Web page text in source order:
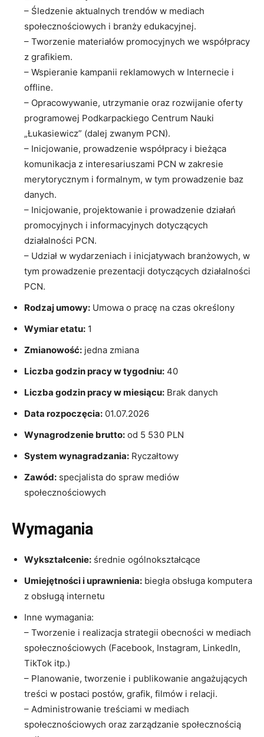
– Śledzenie aktualnych trendów w mediach
społecznościowych i branży edukacyjnej.
– Tworzenie materiałów promocyjnych we współpracy
z grafikiem.
– Wspieranie kampanii reklamowych w Internecie i
offline.
– Opracowywanie, utrzymanie oraz rozwijanie oferty
programowej Podkarpackiego Centrum Nauki
„Łukasiewicz” (dalej zwanym PCN).
– Inicjowanie, prowadzenie współpracy i bieżąca
komunikacja z interesariuszami PCN w zakresie
merytorycznym i formalnym, w tym prowadzenie baz
danych.
– Inicjowanie, projektowanie i prowadzenie działań
promocyjnych i informacyjnych dotyczących
działalności PCN.
– Udział w wydarzeniach i inicjatywach branżowych, w
tym prowadzenie prezentacji dotyczących działalności
PCN.
Rodzaj umowy: Umowa o pracę na czas określony
Wymiar etatu: 1
Zmianowość: jedna zmiana
Liczba godzin pracy w tygodniu: 40
Liczba godzin pracy w miesiącu: Brak danych
Data rozpoczęcia: 01.07.2026
Wynagrodzenie brutto: od 5 530 PLN
System wynagradzania: Ryczałtowy
Zawód: specjalista do spraw mediów
społecznościowych
Wymagania
Wykształcenie: średnie ogólnokształcące
Umiejętności i uprawnienia: biegła obsługa komputera
z obsługą internetu
Inne wymagania:
– Tworzenie i realizacja strategii obecności w mediach
społecznościowych (Facebook, Instagram, LinkedIn,
TikTok itp.)
– Planowanie, tworzenie i publikowanie angażujących
treści w postaci postów, grafik, filmów i relacji.
– Administrowanie treściami w mediach
społecznościowych oraz zarządzanie społecznością